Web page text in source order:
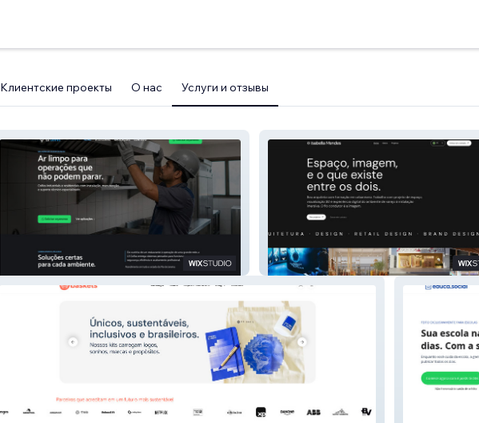
Клиентские проекты О нас Услуги и отзывы
Ls Coifas Isabellamendes